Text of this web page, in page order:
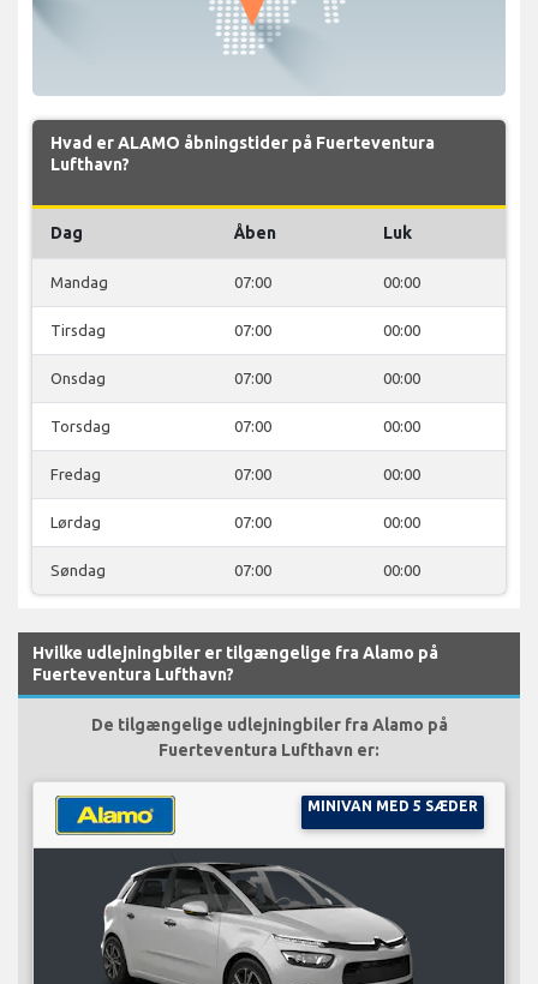
Hvad er ALAMO åbningstider på Fuerteventura
Lufthavn?
Dag Åben Luk
Mandag 07:00 00:00
Tirsdag 07:00 00:00
Onsdag 07:00 00:00
Torsdag 07:00 00:00
Fredag 07:00 00:00
Lørdag 07:00 00:00
Søndag 07:00 00:00
Hvilke udlejningbiler er tilgængelige fra Alamo på
Fuerteventura Lufthavn?
De tilgængelige udlejningbiler fra Alamo på
Fuerteventura Lufthavn er:
MINIVAN MED 5 SÆDER